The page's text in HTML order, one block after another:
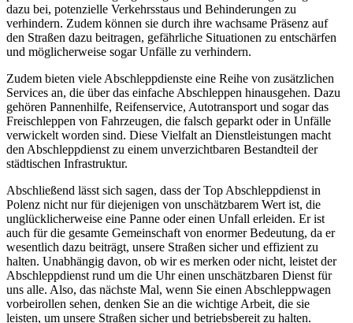
dazu bei, potenzielle Verkehrsstaus und Behinderungen zu
verhindern. Zudem können sie durch ihre wachsame Präsenz auf
den Straßen dazu beitragen, gefährliche Situationen zu entschärfen
und möglicherweise sogar Unfälle zu verhindern.
Zudem bieten viele Abschleppdienste eine Reihe von zusätzlichen
Services an, die über das einfache Abschleppen hinausgehen. Dazu
gehören Pannenhilfe, Reifenservice, Autotransport und sogar das
Freischleppen von Fahrzeugen, die falsch geparkt oder in Unfälle
verwickelt worden sind. Diese Vielfalt an Dienstleistungen macht
den Abschleppdienst zu einem unverzichtbaren Bestandteil der
städtischen Infrastruktur.
Abschließend lässt sich sagen, dass der Top Abschleppdienst in
Polenz nicht nur für diejenigen von unschätzbarem Wert ist, die
unglücklicherweise eine Panne oder einen Unfall erleiden. Er ist
auch für die gesamte Gemeinschaft von enormer Bedeutung, da er
wesentlich dazu beiträgt, unsere Straßen sicher und effizient zu
halten. Unabhängig davon, ob wir es merken oder nicht, leistet der
Abschleppdienst rund um die Uhr einen unschätzbaren Dienst für
uns alle. Also, das nächste Mal, wenn Sie einen Abschleppwagen
vorbeirollen sehen, denken Sie an die wichtige Arbeit, die sie
leisten, um unsere Straßen sicher und betriebsbereit zu halten.